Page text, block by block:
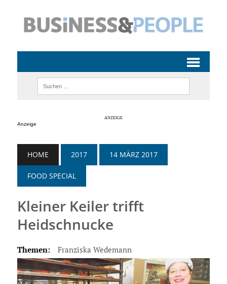
Anzeige
HOME 2017 14 MÄRZ 2017
FOOD SPECIAL
Kleiner Keiler trifft
Heidschnucke
Themen: Franziska Wedemann